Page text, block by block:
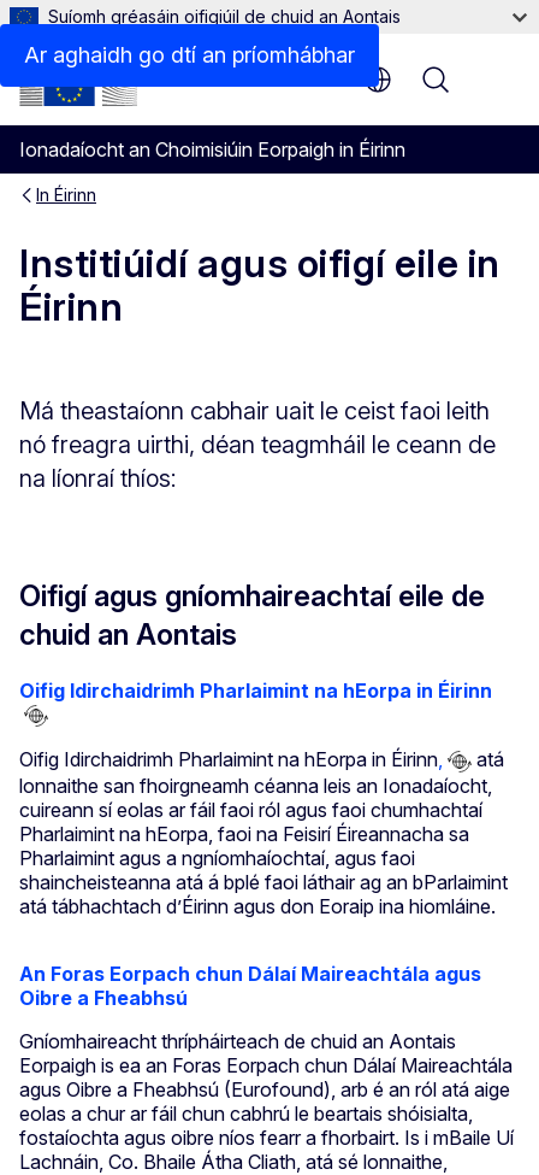
Ar aghaidh go dtí an príomhábhar
Suíomh gréasáin oifigiúil de chuid an Aontais
Ionadaíocht an Choimisiúin Eorpaigh in Éirinn
Menu
In Éirinn
Institiúidí agus oifigí eile in
Éirinn
Má theastaíonn cabhair uait le ceist faoi leith
nó freagra uirthi, déan teagmháil le ceann de
na líonraí thíos:
Oifigí agus gníomhaireachtaí eile de
chuid an Aontais
Oifig Idirchaidrimh Pharlaimint na hEorpa in Éirinn
Oifig Idirchaidrimh Pharlaimint na hEorpa in Éirinn,
atá
lonnaithe san fhoirgneamh céanna leis an Ionadaíocht,
cuireann sí eolas ar fáil faoi ról agus faoi chumhachtaí
Pharlaimint na hEorpa, faoi na Feisirí Éireannacha sa
Pharlaimint agus a ngníomhaíochtaí, agus faoi
shaincheisteanna atá á bplé faoi láthair ag an bParlaimint
atá tábhachtach d’Éirinn agus don Eoraip ina hiomláine.
An Foras Eorpach chun Dálaí Maireachtála agus
Oibre a Fheabhsú
Gníomhaireacht thrípháirteach de chuid an Aontais
Eorpaigh is ea an Foras Eorpach chun Dálaí Maireachtála
agus Oibre a Fheabhsú (Eurofound), arb é an ról atá aige
eolas a chur ar fáil chun cabhrú le beartais shóisialta,
fostaíochta agus oibre níos fearr a fhorbairt. Is i mBaile Uí
Lachnáin, Co. Bhaile Átha Cliath, atá sé lonnaithe,